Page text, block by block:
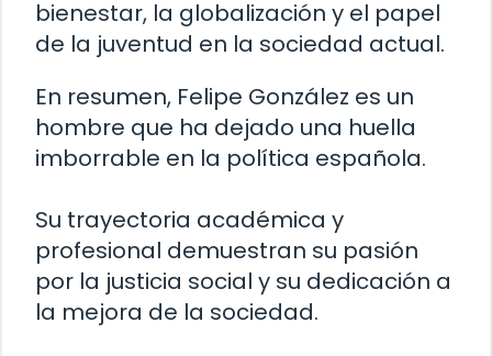
bienestar, la globalización y el papel
de la juventud en la sociedad actual.
En resumen, Felipe González es un
hombre que ha dejado una huella
imborrable en la política española.
Su trayectoria académica y
profesional demuestran su pasión
por la justicia social y su dedicación a
la mejora de la sociedad.